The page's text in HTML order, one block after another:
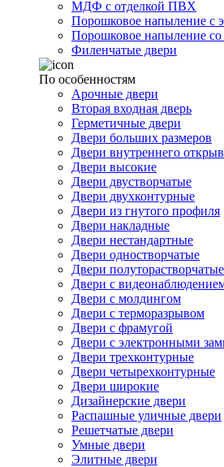
МДФ с отделкой ПВХ
Порошковое напыление с
Порошковое напыление со
Филенчатые двери
По особенностям
Арочные двери
Вторая входная дверь
Герметичные двери
Двери больших размеров
Двери внутреннего
Двери высокие
Двери двустворчатые
Двери двухконтурные
Двери из гнутого профиля
Двери накладные
Двери нестандартные
Двери одностворчатые
Двери полуторастворчатые
Двери с
Двери с молдингом
Двери с терморазрывом
Двери с фрамугой
Двери с электронными
Двери трехконтурные
Двери четырехконтурные
Двери широкие
Дизайнерские двери
Распашные уличные двери
Решетчатые двери
Умные двери
Элитные двери